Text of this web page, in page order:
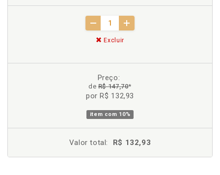
Excluir
Preço:
deR$ 147,70*
por R$ 132,93
item com 10%
Valor total: R$ 132,93